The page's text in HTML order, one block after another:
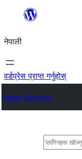
सामग्रीमा
नेपाली
वर्डप्रेस प्राप्त गर्नुहोस्
Plugin Directory
खोज्नुहोस्